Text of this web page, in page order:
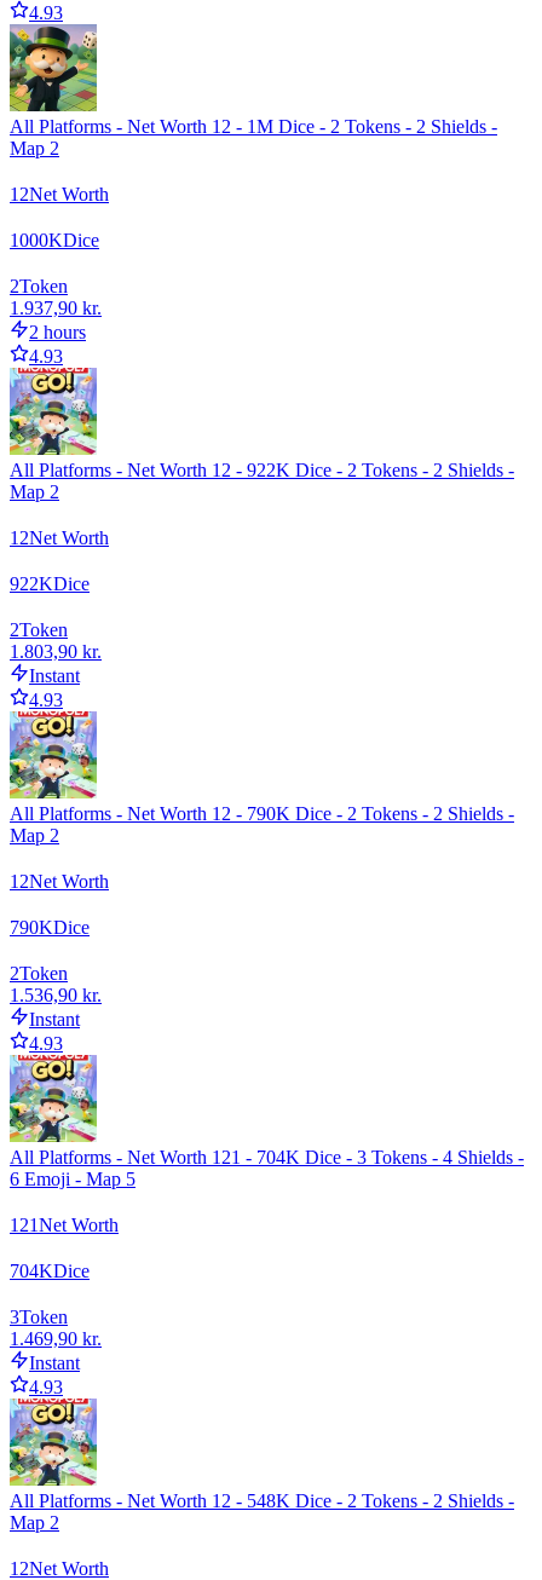
4.93
All Platforms - Net Worth 12 - 1M Dice - 2 Tokens - 2 Shields -
Map 2
12Net Worth
1000KDice
2Token
1.937,90 kr.
2 hours
4.93
All Platforms - Net Worth 12 - 922K Dice - 2 Tokens - 2 Shields -
Map 2
12Net Worth
922KDice
2Token
1.803,90 kr.
Instant
4.93
All Platforms - Net Worth 12 - 790K Dice - 2 Tokens - 2 Shields -
Map 2
12Net Worth
790KDice
2Token
1.536,90 kr.
Instant
4.93
All Platforms - Net Worth 121 - 704K Dice - 3 Tokens - 4 Shields -
6 Emoji - Map 5
121Net Worth
704KDice
3Token
1.469,90 kr.
Instant
4.93
All Platforms - Net Worth 12 - 548K Dice - 2 Tokens - 2 Shields -
Map 2
12Net Worth